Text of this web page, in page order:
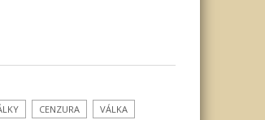
CENZURA VÁLKA